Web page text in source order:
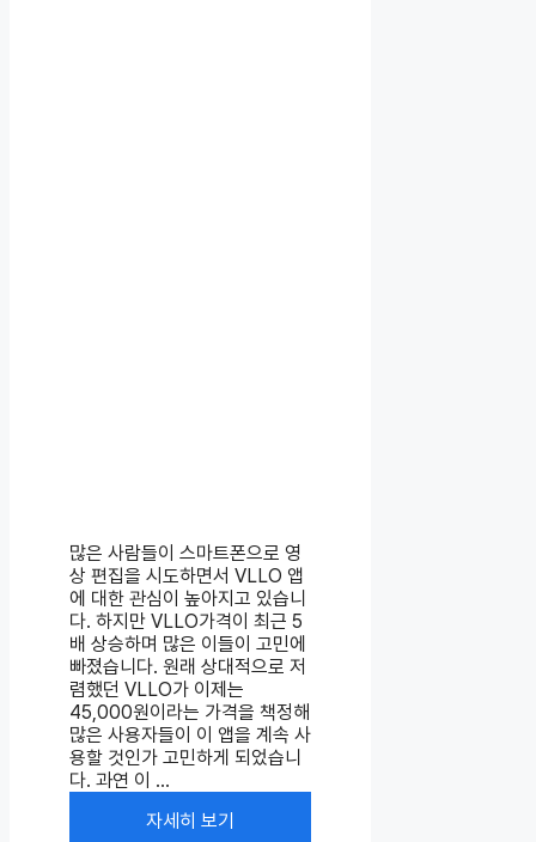
많은 사람들이 스마트폰으로 영
상 편집을 시도하면서 VLLO 앱
에 대한 관심이 높아지고 있습니
다. 하지만 VLLO가격이 최근 5
배 상승하며 많은 이들이 고민에
빠졌습니다. 원래 상대적으로 저
렴했던 VLLO가 이제는
45,000원이라는 가격을 책정해
많은 사용자들이 이 앱을 계속 사
용할 것인가 고민하게 되었습니
다. 과연 이 ...
자세히 보기